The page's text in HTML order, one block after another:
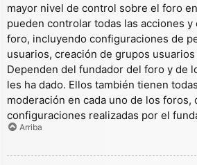
mayor nivel de control sobre el foro
pueden controlar todas las acciones
foro, incluyendo configuraciones de
usuarios, creación de grupos
Dependen del fundador del foro y de
les ha dado. Ellos también tienen
moderación en cada uno de los foros,
configuraciones realizadas por el
Arriba